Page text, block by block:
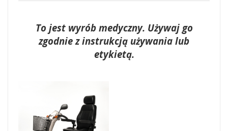
To jest wyrób medyczny. Używaj go
zgodnie z instrukcją używania lub
etykietą.